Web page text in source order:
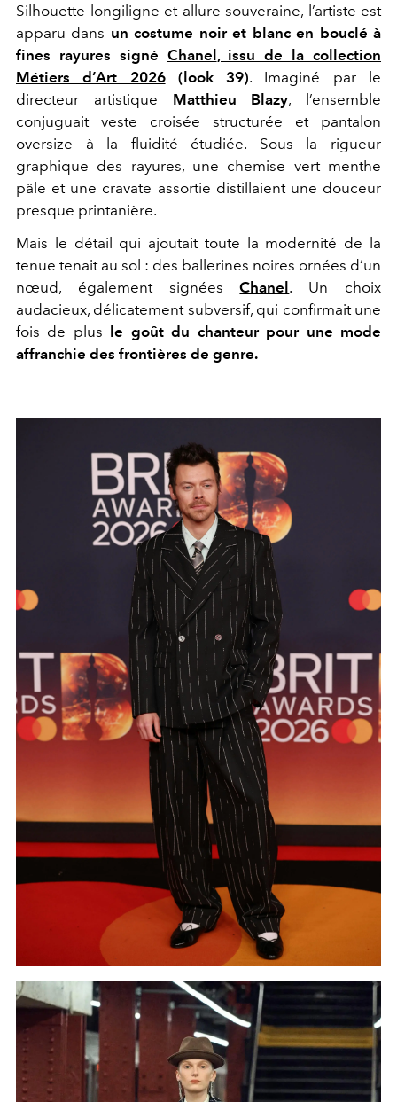
Silhouette longiligne et allure souveraine, l’artiste est
apparu dans un costume noir et blanc en bouclé à
fines rayures signé Chanel, issu de la collection
Métiers d’Art 2026(look 39). Imaginé par le
directeur artistique Matthieu Blazy, l’ensemble
conjuguait veste croisée structurée et pantalon
oversize à la fluidité étudiée. Sous la rigueur
graphique des rayures, une chemise vert menthe
pâle et une cravate assortie distillaient une douceur
presque printanière.
Mais le détail qui ajoutait toute la modernité de la
tenue tenait au sol : des ballerines noires ornées d’un
nœud, également signéesChanel. Un choix
audacieux, délicatement subversif, qui confirmait une
fois de plus le goût du chanteur pour une mode
affranchie des frontières de genre.